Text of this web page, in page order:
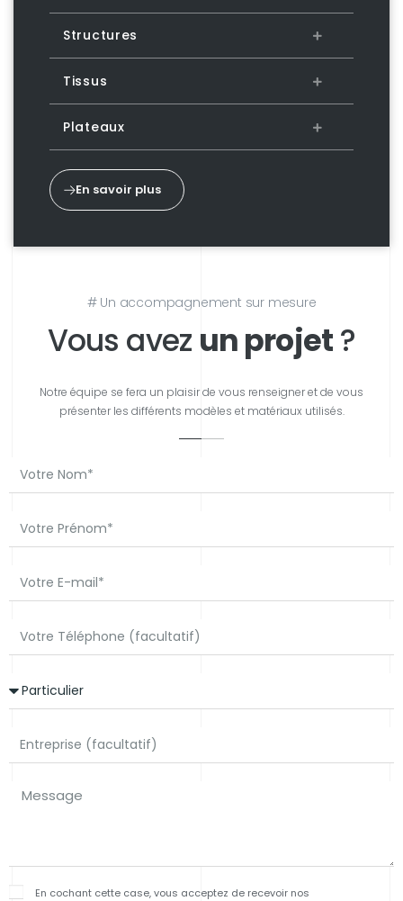
Structures
Tissus
Plateaux
En savoir plus
# Un accompagnement sur mesure
Vous avez un projet?
Notre équipe se fera un plaisir de vous renseigner et de vous
présenter les différents modèles et matériaux utilisés.
En cochant cette case, vous acceptez de recevoir nos